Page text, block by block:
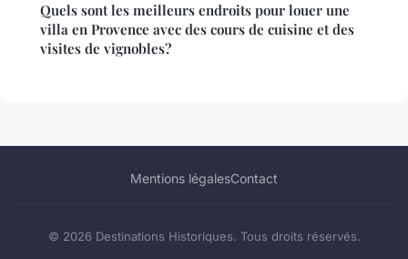
Quels sont les meilleurs endroits pour louer une
villa en Provence avec des cours de cuisine et des
visites de vignobles?
Mentions légalesContact
© 2026 Destinations Historiques. Tous droits réservés.